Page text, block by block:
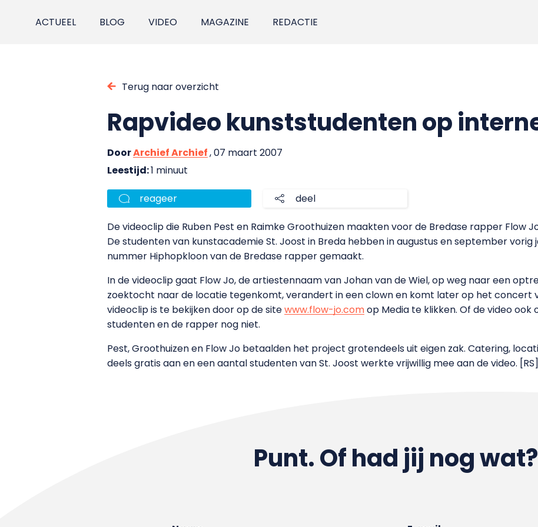
ACTUEEL BLOG VIDEO MAGAZINE REDACTIE
Terug naar overzicht
Rapvideo kunststudenten op
DoorArchief Archief, 07 maart 2007
Leestijd:1 minuut
reageer deel
De videoclip die Ruben Pest en Raimke Groothuizen maakten voor de Bredase rapper Flow
De studenten van kunstacademie St. Joost in Breda hebben in augustus en september
nummer Hiphopkloon van de Bredase rapper gemaakt.
In de videoclip gaat Flow Jo, de artiestennaam van Johan van de Wiel, op weg naar een
zoektocht naar de locatie tegenkomt, verandert in een clown en komt later op het concert
videoclip is te bekijken door op de sitewww.flow-jo.comop Media te klikken. Of de video
studenten en de rapper nog niet.
Pest, Groothuizen en Flow Jo betaalden het project grotendeels uit eigen zak. Catering,
deels gratis aan en een aantal studenten van St. Joost werkte vrijwillig mee aan de video. [RS]
Punt. Of had jij nog wat?